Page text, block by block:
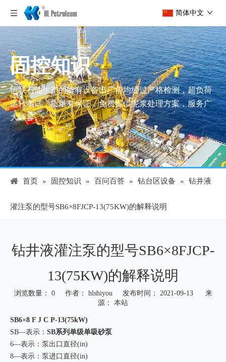
简体中文
固控知识
恒联石油生产的所有设备出厂前均经过严格检测，超负荷
运转测试，质量有保证，免费提供泥浆处理方案，服务广
大顾客。
首页 » 固控知识 » 百问百答 » 钻台区设备 » 钻井液
灌注泵的型号SB6×8FJCP-13(75KW)的解释说明
钻井液灌注泵的型号SB6×8FJCP-
13(75KW)的解释说明
浏览数量： 0作者： hlshiyou 发布时间： 2021-09-13 来
源： 本站
SB6×8 F J C P-13(75kW)
SB—表示： SB系列单级单吸砂泵
6—表示：泵出口直径(in)
8—表示：泵进口直径(in)